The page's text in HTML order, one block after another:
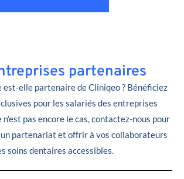
partenaires
elle partenaire de Cliniqeo ? Bénéficiez
pour les salariés des entreprises
pas encore le cas, contactez-nous pour
partenariat et offrir à vos collaborateurs
soins dentaires accessibles.